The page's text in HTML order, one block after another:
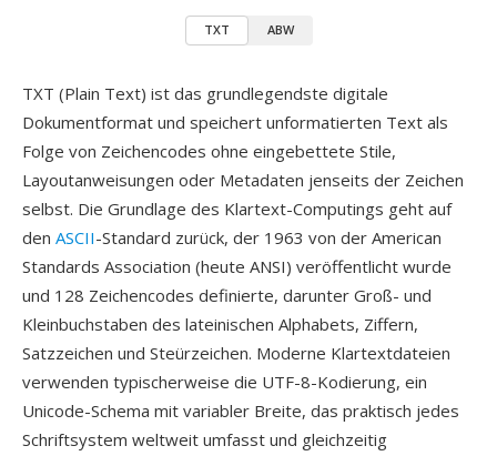
TXT ABW
TXT (Plain Text) ist das grundlegendste digitale
Dokumentformat und speichert unformatierten Text als
Folge von Zeichencodes ohne eingebettete Stile,
Layoutanweisungen oder Metadaten jenseits der Zeichen
selbst. Die Grundlage des Klartext-Computings geht auf
den ASCII-Standard zurück, der 1963 von der American
Standards Association (heute ANSI) veröffentlicht wurde
und 128 Zeichencodes definierte, darunter Groß- und
Kleinbuchstaben des lateinischen Alphabets, Ziffern,
Satzzeichen und Steürzeichen. Moderne Klartextdateien
verwenden typischerweise die UTF-8-Kodierung, ein
Unicode-Schema mit variabler Breite, das praktisch jedes
Schriftsystem weltweit umfasst und gleichzeitig